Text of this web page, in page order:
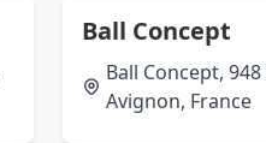
Ball Concept
Ball Concept,
Avignon, France